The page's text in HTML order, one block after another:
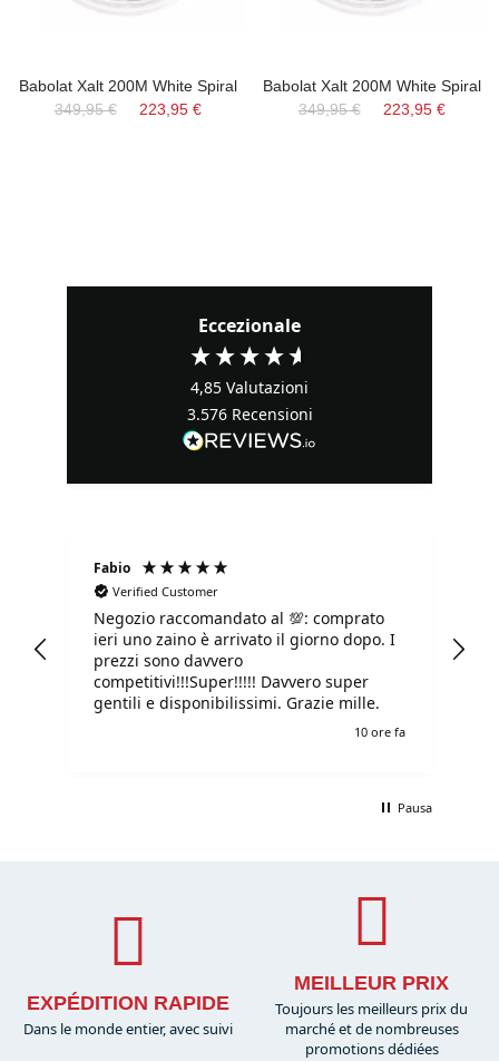
Babolat Xalt 200M White Spiral
349,95 €
223,95 €
Babolat Xalt 200M White Spiral
349,95 €
223,95 €
Eccezionale
4,85 Valutazioni
3.576 Recensioni
Fabio
Verified Customer
Negozio raccomandato al 💯: comprato
ieri uno zaino è arrivato il giorno dopo. I
prezzi sono davvero
competitivi!!!Super!!!!! Davvero super
gentili e disponibilissimi. Grazie mille.
10 ore fa
Pausa
EXPÉDITION RAPIDE
Dans le monde entier, avec suivi
MEILLEUR PRIX
Toujours les meilleurs prix du
marché et de nombreuses
promotions dédiées